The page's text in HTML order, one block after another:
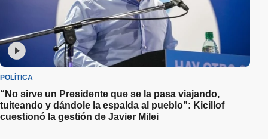
POLÍTICA
“No sirve un Presidente que se la pasa viajando,
tuiteando y dándole la espalda al pueblo”: Kicillof
cuestionó la gestión de Javier Milei